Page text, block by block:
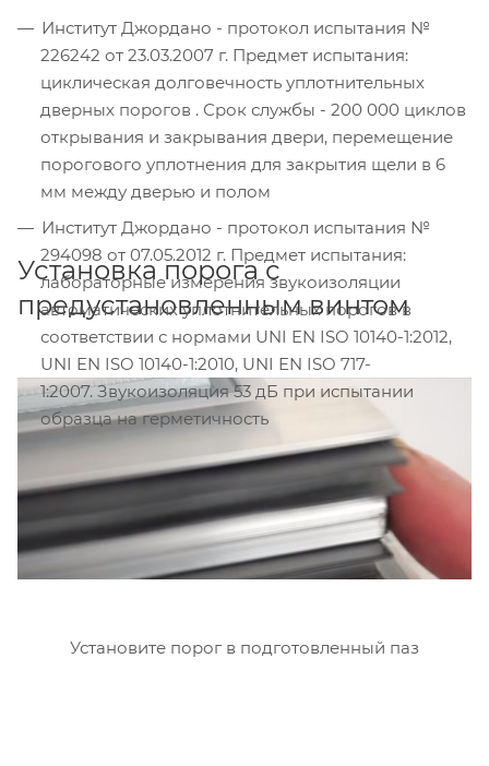
Институт Джордано - протокол испытания №
226242 от 23.03.2007 г. Предмет испытания:
циклическая долговечность уплотнительных
дверных порогов . Срок службы - 200 000 циклов
открывания и закрывания двери, перемещение
порогового уплотнения для закрытия щели в 6
мм между дверью и полом
Институт Джордано - протокол испытания №
294098 от 07.05.2012 г. Предмет испытания:
лабораторные измерения звукоизоляции
автоматических уплотнительных порогов в
соответствии с нормами UNI EN ISO 10140-1:2012,
UNI EN ISO 10140-1:2010, UNI EN ISO 717-
1:2007. Звукоизоляция 53 дБ при испытании
образца на герметичность
Установка порога с
предустановленным винтом
Установите порог в подготовленный паз